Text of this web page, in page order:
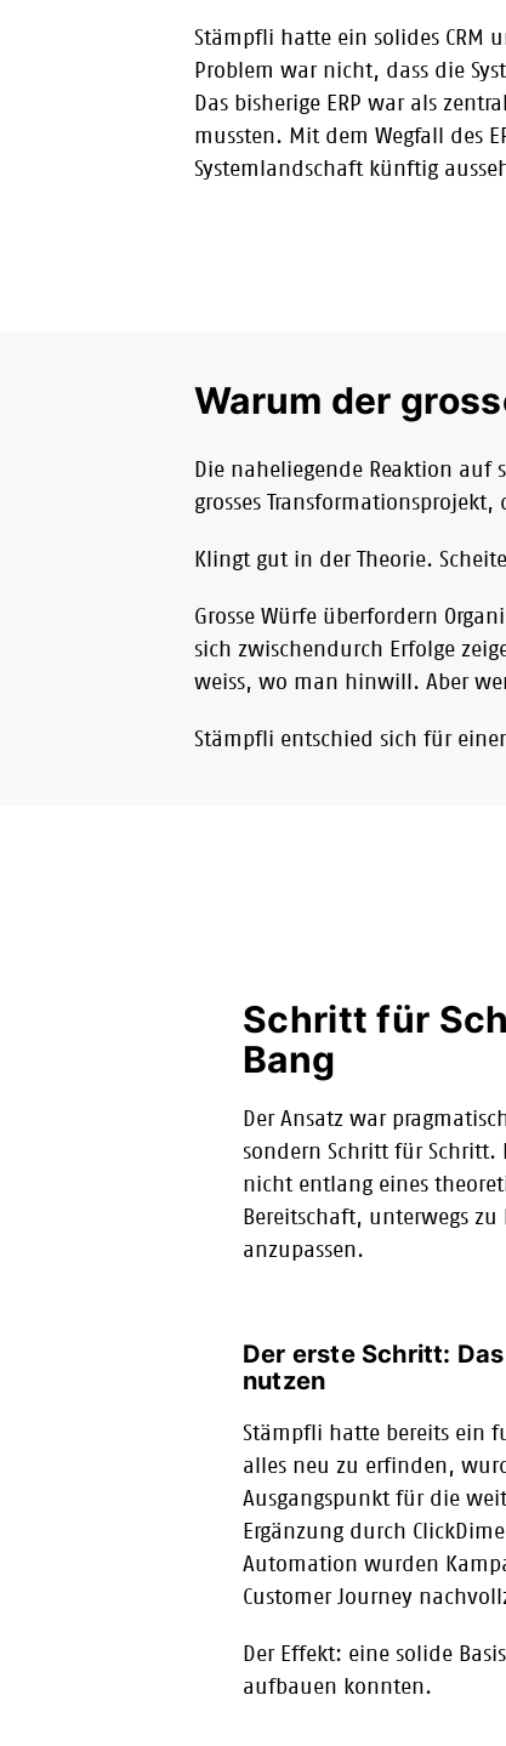
Stämpfli hatte ein solides CRM
Problem war nicht, dass die
Das bisherige ERP war als
mussten. Mit dem Wegfall des
Systemlandschaft künftig
Warum der
Die naheliegende Reaktion auf
grosses
Klingt gut in der Theorie.
Grosse Würfe überfordern
sich zwischendurch Erfolge
weiss, wo man hinwill. Aber
Stämpfli entschied sich für
Schritt für
Bang
Der Ansatz war
sondern Schritt für Schritt.
nicht entlang eines
Bereitschaft, unterwegs
anzupassen.
Der erste Schritt:
nutzen
Stämpfli hatte bereits ein
alles neu zu erfinden,
Ausgangspunkt für die
Ergänzung durch
Automation wurden
Customer Journey
Der Effekt: eine solide
aufbauen konnten.